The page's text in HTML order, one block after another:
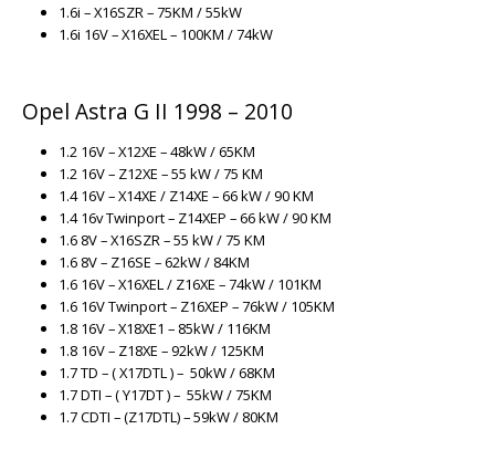
1.6i – X16SZR – 75KM / 55kW
1.6i 16V – X16XEL – 100KM / 74kW
Opel Astra G II 1998 – 2010
1.2 16V – X12XE – 48kW / 65KM
1.2 16V – Z12XE – 55 kW / 75 KM
1.4 16V – X14XE / Z14XE – 66 kW / 90 KM
1.4 16v Twinport – Z14XEP – 66 kW / 90 KM
1.6 8V – X16SZR – 55 kW / 75 KM
1.6 8V – Z16SE – 62kW / 84KM
1.6 16V – X16XEL / Z16XE – 74kW / 101KM
1.6 16V Twinport – Z16XEP – 76kW / 105KM
1.8 16V – X18XE1 – 85kW / 116KM
1.8 16V – Z18XE – 92kW / 125KM
1.7 TD – ( X17DTL ) – 50kW / 68KM
1.7 DTI – ( Y17DT ) – 55kW / 75KM
1.7 CDTI – (Z17DTL) – 59kW / 80KM